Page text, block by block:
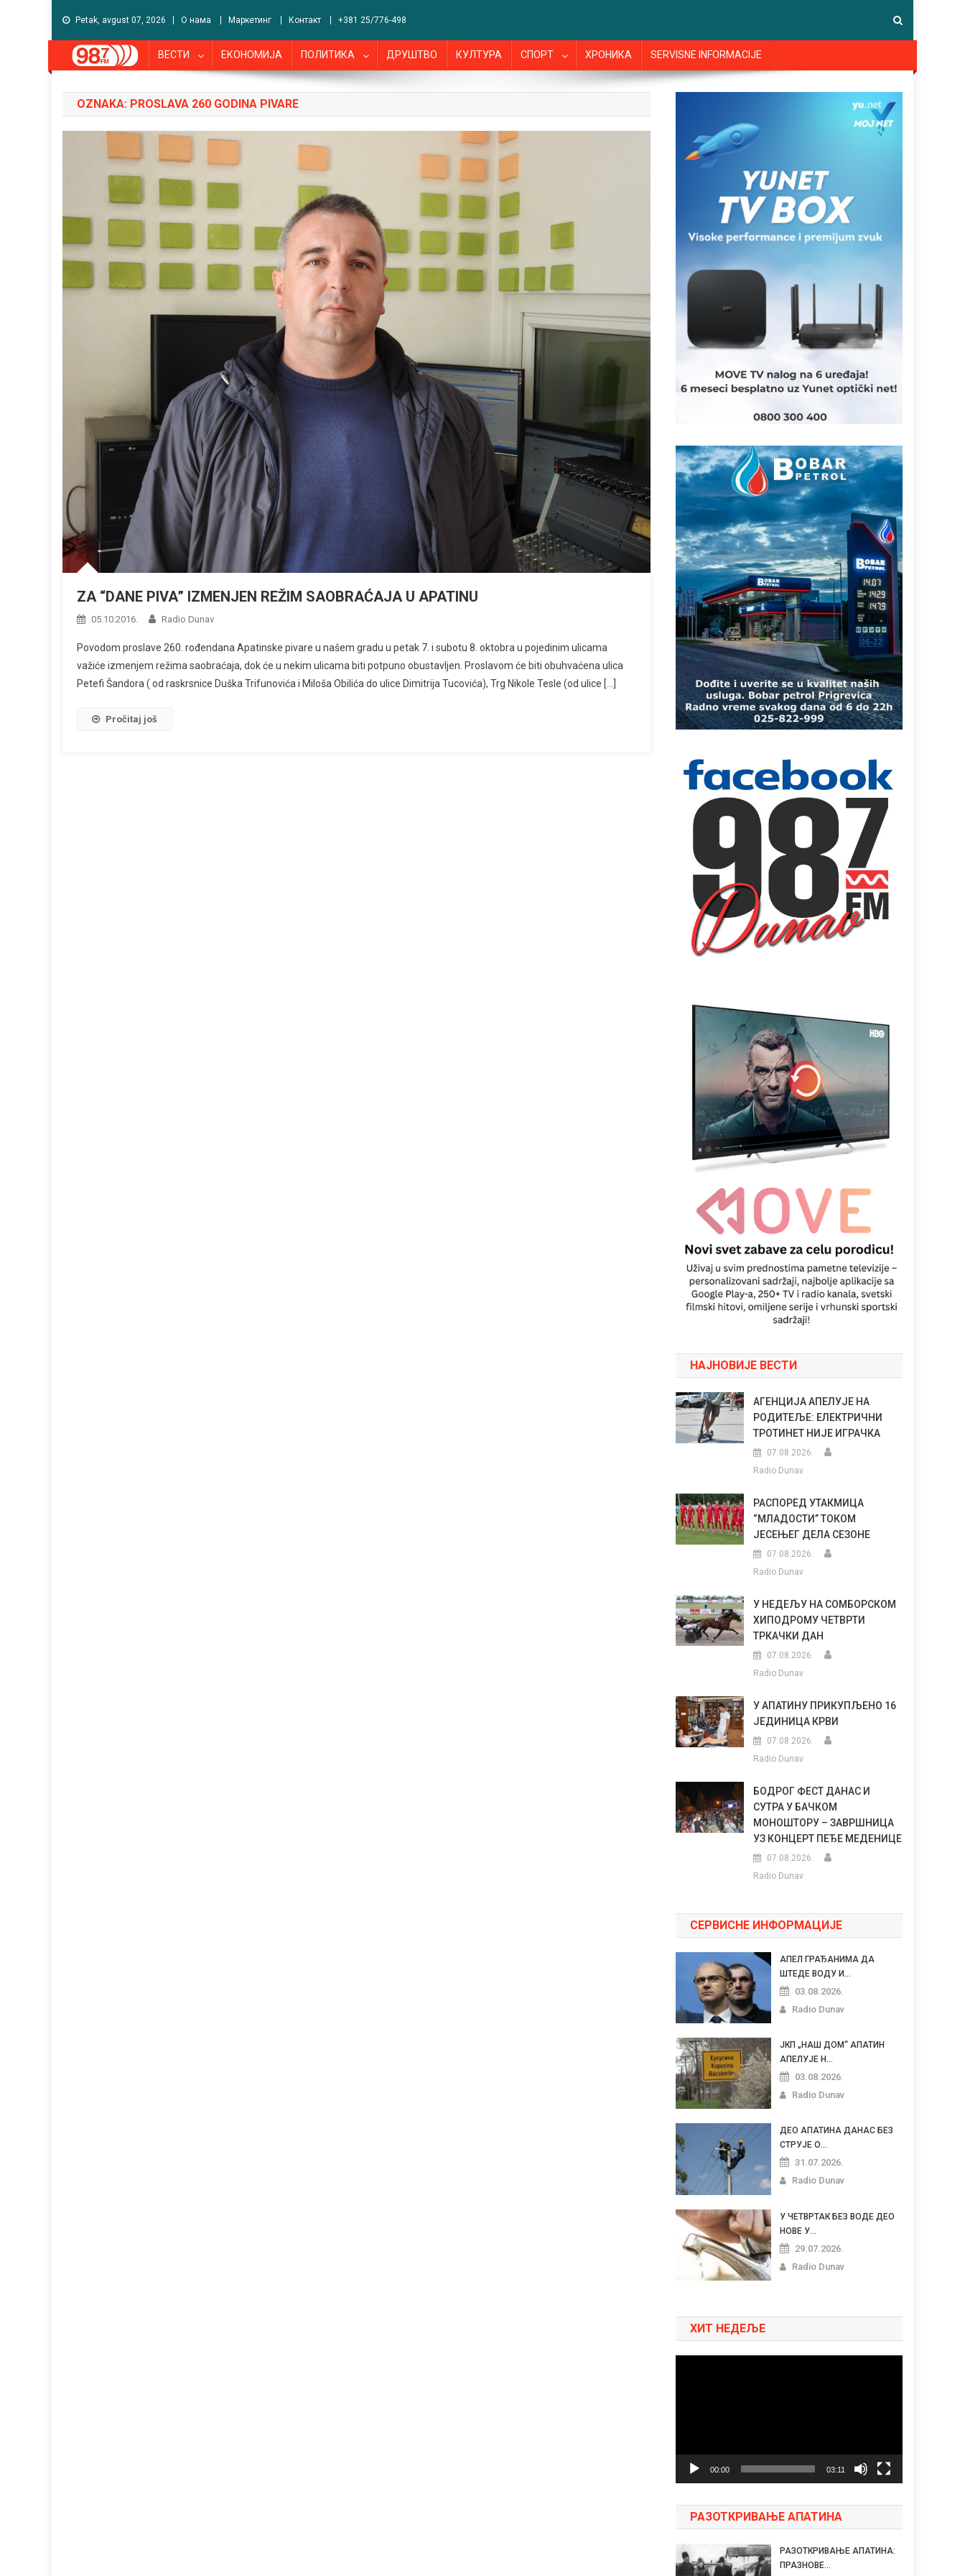
Petak, avgust 07, 2026 О нама Маркетинг Контакт +381 25/776-498
ВЕСТИ ЕКОНОМИЈА ПОЛИТИКА ДРУШТВО КУЛТУРА СПОРТ ХРОНИКА SERVISNE INFORMACIJE
OZNAKA: PROSLAVA 260 GODINA PIVARE
ZA “DANE PIVA” IZMENJEN REŽIM SAOBRAĆAJA U APATINU
05.10.2016. Radio Dunav
Povodom proslave 260. rođendana Apatinske pivare u našem gradu u petak 7. i subotu 8. oktobra u pojedinim ulicama
važiće izmenjem režima saobraćaja, dok će u nekim ulicama biti potpuno obustavljen. Proslavom će biti obuhvaćena ulica
Petefi Šandora ( od raskrsnice Duška Trifunovića i Miloša Obilića do ulice Dimitrija Tucovića), Trg Nikole Tesle (od ulice […]
Pročitaj još
НАЈНОВИЈЕ ВЕСТИ
АГЕНЦИЈА АПЕЛУЈЕ НА
РОДИТЕЉЕ: ЕЛЕКТРИЧНИ
ТРОТИНЕТ НИЈЕ ИГРАЧКА
07.08.2026.
Radio Dunav
РАСПОРЕД УТАКМИЦА
“МЛАДОСТИ” ТОКОМ
ЈЕСЕЊЕГ ДЕЛА СЕЗОНЕ
07.08.2026.
Radio Dunav
У НЕДЕЉУ НА СОМБОРСКОМ
ХИПОДРОМУ ЧЕТВРТИ
ТРКАЧКИ ДАН
07.08.2026.
Radio Dunav
У АПАТИНУ ПРИКУПЉЕНО 16
ЈЕДИНИЦА КРВИ
07.08.2026.
Radio Dunav
БОДРОГ ФЕСТ ДАНАС И
СУТРА У БАЧКОМ
МОНОШТОРУ – ЗАВРШНИЦА
УЗ КОНЦЕРТ ПЕЂЕ МЕДЕНИЦЕ
07.08.2026.
Radio Dunav
СЕРВИСНЕ ИНФОРМАЦИЈЕ
АПЕЛ ГРАЂАНИМА ДА
ШТЕДЕ ВОДУ И...
03.08.2026.
Radio Dunav
ЈКП „НАШ ДОМ“ АПАТИН
АПЕЛУЈЕ Н...
03.08.2026.
Radio Dunav
ДЕО АПАТИНА ДАНАС БЕЗ
СТРУЈЕ О...
31.07.2026.
Radio Dunav
У ЧЕТВРТАК БЕЗ ВОДЕ ДЕО
НОВЕ У...
29.07.2026.
Radio Dunav
ХИТ НЕДЕЉЕ
00:00 03:11
РАЗОТКРИВАЊЕ АПАТИНА
РАЗОТКРИВАЊЕ АПАТИНА:
ПРАЗНОВЕ...